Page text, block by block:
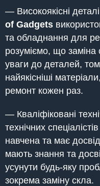
— Високоякісні
of Gadgets
та обладнання для
розуміємо, що заміна
уваги до деталей,
найякісніші
ремонт кожен раз.
— Кваліфіковані
технічних спеціалістів
навчена та має
мають знання та
усунути будь-яку
зокрема заміну скла.